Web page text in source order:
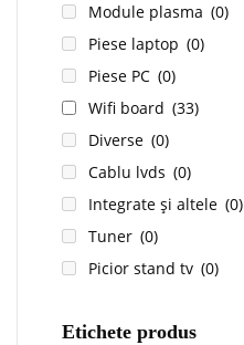
Module plasma (0)
Piese laptop (0)
Piese PC (0)
Wifi board (33)
Diverse (0)
Cablu lvds (0)
Integrate și altele (0)
Tuner (0)
Picior stand tv (0)
Etichete produs